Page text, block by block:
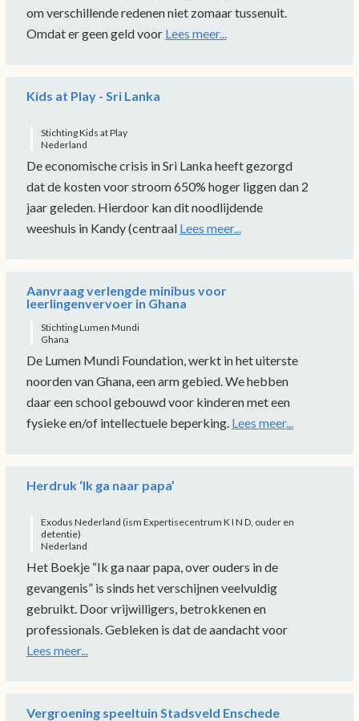
om verschillende redenen niet zomaar tussenuit.
Omdat er geen geld voor Lees meer...
Kids at Play - Sri Lanka
Stichting Kids at Play
Nederland
De economische crisis in Sri Lanka heeft gezorgd
dat de kosten voor stroom 650% hoger liggen dan 2
jaar geleden. Hierdoor kan dit noodlijdende
weeshuis in Kandy (centraal Lees meer...
Aanvraag verlengde minibus voor
leerlingenvervoer in Ghana
Stichting Lumen Mundi
Ghana
De Lumen Mundi Foundation, werkt in het uiterste
noorden van Ghana, een arm gebied. We hebben
daar een school gebouwd voor kinderen met een
fysieke en/of intellectuele beperking. Lees meer...
Herdruk ‘Ik ga naar papa’
Exodus Nederland (ism Expertisecentrum K I N D, ouder en
detentie)
Nederland
Het Boekje “Ik ga naar papa, over ouders in de
gevangenis” is sinds het verschijnen veelvuldig
gebruikt. Door vrijwilligers, betrokkenen en
professionals. Gebleken is dat de aandacht voor
Lees meer...
Vergroening speeltuin Stadsveld Enschede